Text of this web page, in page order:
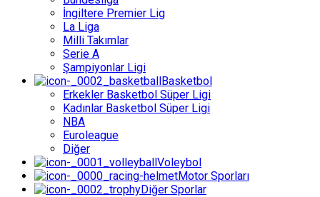
İngiltere Premier Lig
La Liga
Milli Takımlar
Serie A
Şampiyonlar Ligi
Basketbol
Erkekler Basketbol Süper Ligi
Kadınlar Basketbol Süper Ligi
NBA
Euroleague
Diğer
Voleybol
Motor Sporları
Diğer Sporlar